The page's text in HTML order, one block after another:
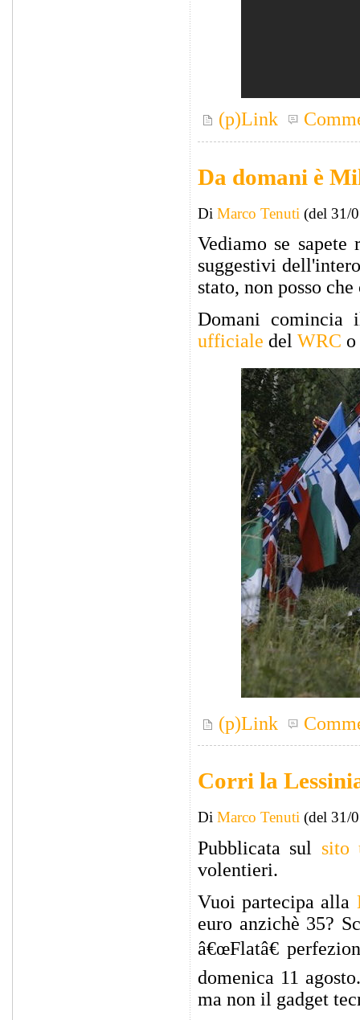
(p)Link
Da domani è
Di Marco Tenuti (del 31/
Vediamo se sapete
suggestivi
stato, non posso
Domani
ufficiale del WRC
(p)Link
Corri la
Di Marco Tenuti (del 31/
Pubblicata sul sito
volentieri.
Vuoi partecipa alla
euro anzichè 35?
â€œFlatâ€
domenica 11
ma non il gadget